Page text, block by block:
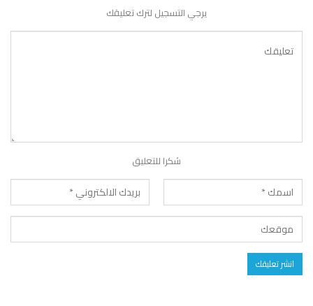
يرجي التسجيل لترك تعليقك
شكرا للتعليق